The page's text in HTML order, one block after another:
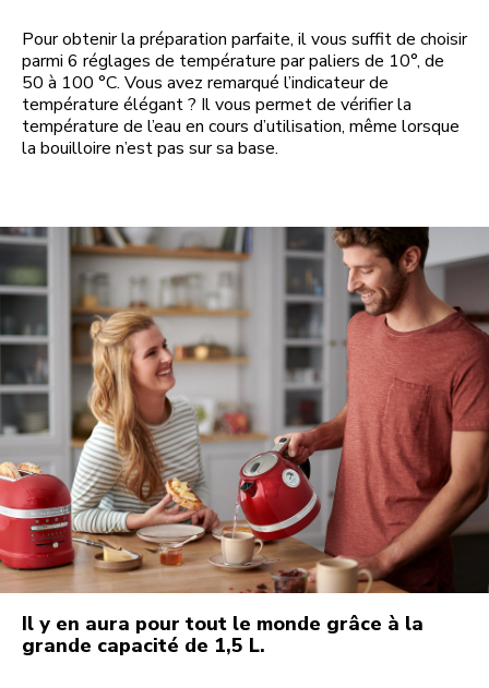
Pour obtenir la préparation parfaite, il vous suffit de choisir
parmi 6 réglages de température par paliers de 10°, de
50 à 100 °C. Vous avez remarqué l’indicateur de
température élégant ? Il vous permet de vérifier la
température de l’eau en cours d’utilisation, même lorsque
la bouilloire n’est pas sur sa base.
Il y en aura pour tout le monde grâce à la
grande capacité de 1,5 L.